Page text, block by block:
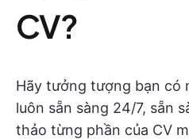
CV?
Hãy tưởng tượng bạn có
luôn sẵn sàng 24/7, sẵn
thảo từng phần của CV